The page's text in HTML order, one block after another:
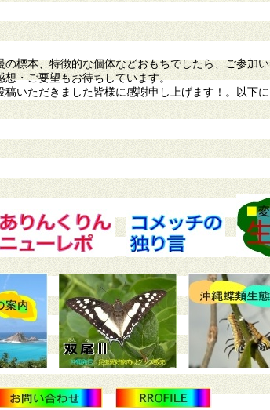
標本、特徴的な個体などおもちでしたら、ご参加
・ご要望もお待ちしています。
いただきました皆様に感謝申し上げます！。以下